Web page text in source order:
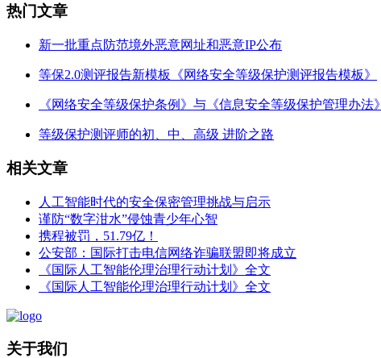
热门文章
新一批重点防范境外恶意网址和恶意IP公布
等保2.0测评报告新模板《网络安全等级保护测评报告模板》
《网络安全等级保护条例》与《信息安全等级保护管理办法》
等级保护测评师的初、中、高级 进阶之路
相关文章
人工智能时代的安全保密管理挑战与启示
谨防“数字泔水”侵蚀青少年心智
携程被罚，51.79亿！
公安部：国际打击电信网络诈骗联盟即将成立
《国际人工智能伦理治理行动计划》全文
《国际人工智能伦理治理行动计划》全文
关于我们